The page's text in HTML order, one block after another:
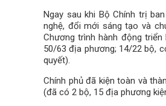
Ngay sau khi Bộ Chính trị
nghệ, đổi mới sáng tạo và
Chương trình hành động
50/63 địa phương; 14/22 bộ,
quyết).
Chính phủ đã kiện toàn và
(đã có 2 bộ, 15 địa phương